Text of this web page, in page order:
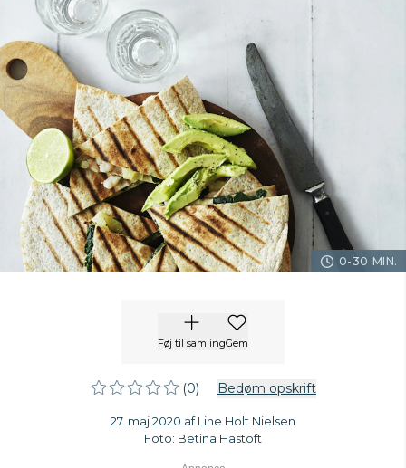
0-30 MIN.
Føj til samlingGem
(0) Bedøm opskrift
27. maj 2020 af Line Holt Nielsen
Foto: Betina Hastoft